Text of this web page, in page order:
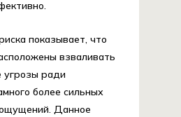
показывает, что
взваливать
угрозы ради
более сильных
Данное